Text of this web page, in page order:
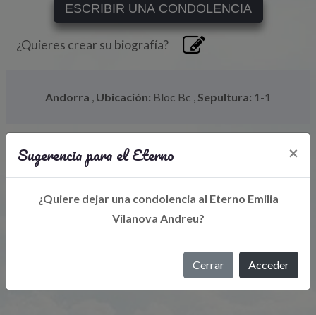
ESCRIBIR UNA CONDOLENCIA
¿Quieres crear su biografía?
Andorra , Ubicación: Bloc Bc , Sepultura: 1-1
Libro de Eterno
Sugerencia para el Eterno ×
¿Quiere dejar una condolencia al Eterno Emilia
Vilanova Andreu?
Cerrar Acceder